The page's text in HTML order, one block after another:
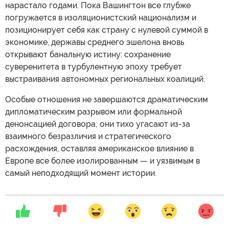
нарастало годами. Пока Вашингтон все глубже
погружается в изоляционистский национализм и
позиционирует себя как страну с нулевой суммой в
экономике, державы среднего эшелона вновь
открывают банальную истину: сохранение
суверенитета в турбулентную эпоху требует
выстраивания автономных региональных коалиций.
Особые отношения не завершаются драматическим
дипломатическим разрывом или формальной
денонсацией договора; они тихо угасают из-за
взаимного безразличия и стратегического
расхождения, оставляя американское влияние в
Европе все более изолированным — и уязвимым в
самый неподходящий момент истории.